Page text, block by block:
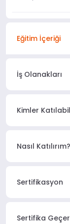
Eğitim İçeriği
İş Olanakları
Kimler
Nasıl Katılırım?
Sertifikasyon
Sertifika